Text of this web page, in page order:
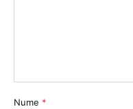
Nume *